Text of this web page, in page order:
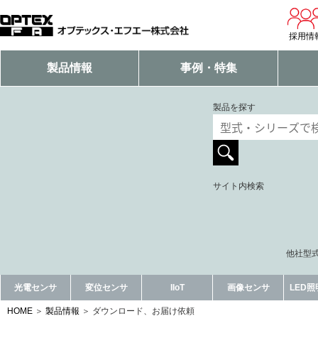
採用情
製品情報 事例・特集
製品を探す
サイト内検索
他社型
光電センサ 変位センサ IIoT 画像センサ LED照
HOME 製品情報 ダウンロード、お届け依頼